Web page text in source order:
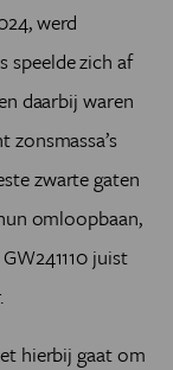
werd
speelde zich af
daarbij waren
zonsmassa’s
zwarte gaten
omloopbaan,
juist
hierbij gaat om